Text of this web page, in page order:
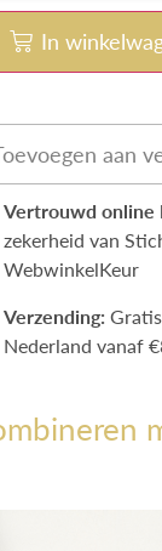
In
aan
Vertrouwd online
zekerheid van
WebwinkelKeur
Verzending:
Nederland vanaf